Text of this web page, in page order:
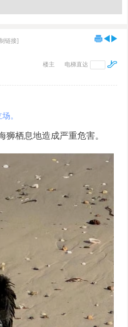
链接]
电梯直达
楼主
。
栖息地造成严重危害。